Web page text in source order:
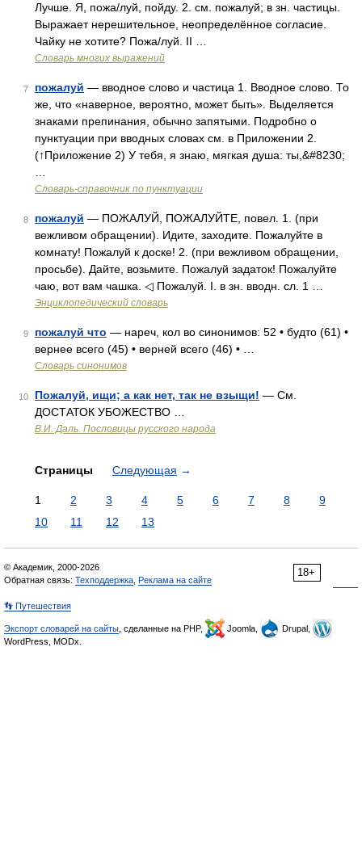
Лучше. Я, пожа/луй, пойду. 2. см. пожалуй; в зн. частицы.
Выражает нерешительное, неопределённое согласие.
Чайку не хотите? Пожа/луй. II …
Словарь многих выражений
7 пожалуй — вводное слово и частица 1. Вводное слово. То
же, что «наверное, вероятно, может быть». Выделяется
знаками препинания, обычно запятыми. Подробно о
пунктуации при вводных словах см. в Приложении 2.
(↑Приложение 2) У тебя, я знаю, мягкая душа: ты,&#8230;
Словарь-справочник по пунктуации
8 пожалуй — ПОЖАЛУЙ, ПОЖАЛУЙТЕ, повел. 1. (при
вежливом обращении). Идите, заходите. Пожалуйте в
комнату! Пожалуй к доске! 2. (при вежливом обращении,
просьбе). Дайте, возьмите. Пожалуй задаток! Пожалуйте
чаю, вот вам чашка. ◁ Пожалуй. I. в зн. вводн. сл. 1 …
Энциклопедический словарь
9 пожалуй что — нареч, кол во синонимов: 52 • будто (61) •
вернее всего (45) • верней всего (46) • …
Словарь синонимов
10 Пожалуй, ищи; а как нет, так не взыщи! — См.
ДОСТАТОК УБОЖЕСТВО …
В.И. Даль. Пословицы русского народа
Страницы Следующая →
1 2 3 4 5 6 7 8
9
10
11 12 13
18+
© Академик, 2000-2026
Обратная связь: Техподдержка Реклама на сайте
👣 Путешествия
Экспорт словарей на сайты , сделанные на PHP, Joomla,
Drupal,
WordPress, MODx.